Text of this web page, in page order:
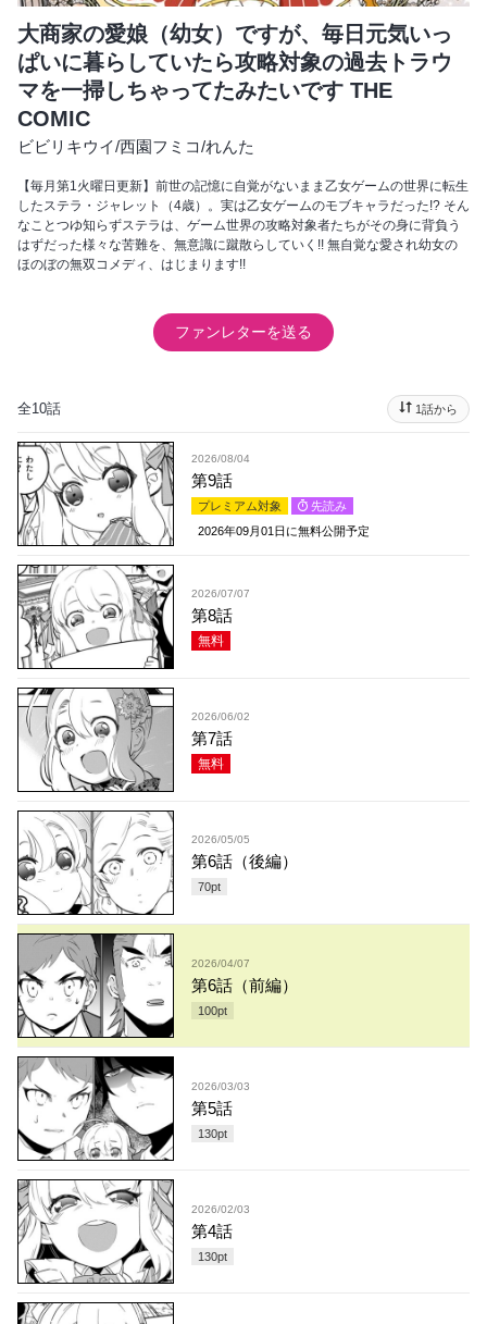
大商家の愛娘（幼女）ですが、毎日元気いっ
ぱいに暮らしていたら攻略対象の過去トラウ
マを一掃しちゃってたみたいです THE
COMIC
ビビリキウイ/西園フミコ/れんた
【毎月第1火曜日更新】前世の記憶に自覚がないまま乙女ゲームの世界に転生
したステラ・ジャレット（4歳）。実は乙女ゲームのモブキャラだった!? そん
なことつゆ知らずステラは、ゲーム世界の攻略対象者たちがその身に背負う
はずだった様々な苦難を、無意識に蹴散らしていく!! 無自覚な愛され幼女の
ほのぼの無双コメディ、はじまります!!
ファンレターを送る
全10話 1話から
2026/08/04
第9話
プレミアム対象
先読み
2026年09月01日 に無料公開予定
2026/07/07
第8話
無料
2026/06/02
第7話
無料
2026/05/05
第6話（後編）
70pt
2026/04/07
第6話（前編）
100pt
2026/03/03
第5話
130pt
2026/02/03
第4話
130pt